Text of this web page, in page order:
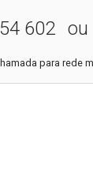
602 ou
para rede